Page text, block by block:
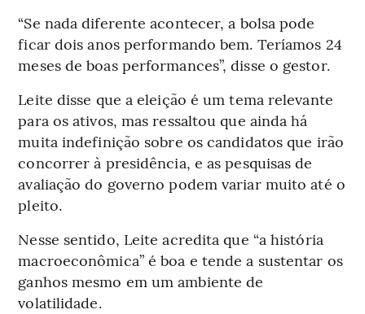
“Se nada diferente acontecer, a bolsa pode
ficar dois anos performando bem. Teríamos 24
meses de boas performances”, disse o gestor.
Leite disse que a eleição é um tema relevante
para os ativos, mas ressaltou que ainda há
muita indefinição sobre os candidatos que irão
concorrer à presidência, e as pesquisas de
avaliação do governo podem variar muito até o
pleito.
Nesse sentido, Leite acredita que “a história
macroeconômica” é boa e tende a sustentar os
ganhos mesmo em um ambiente de
volatilidade.